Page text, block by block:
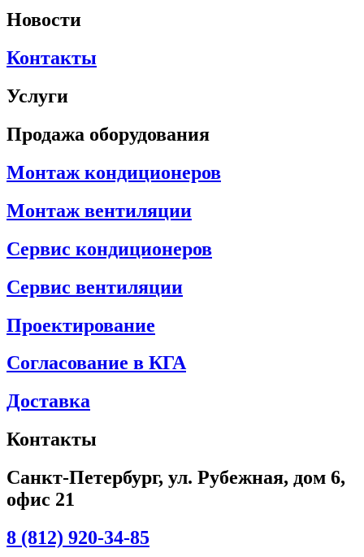
Новости
Контакты
Услуги
Продажа оборудования
Монтаж кондиционеров
Монтаж вентиляции
Сервис кондиционеров
Сервис вентиляции
Проектирование
Согласование в КГА
Доставка
Контакты
Санкт-Петербург, ул. Рубежная, дом 6,
офис 21
8 (812) 920-34-85